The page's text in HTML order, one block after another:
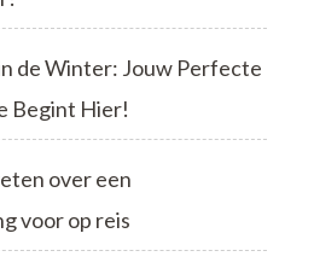
de Winter: Jouw Perfecte
Begint Hier!
over een
voor op reis